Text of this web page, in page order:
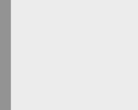
Telegrama de Alberto Madero a Francisco